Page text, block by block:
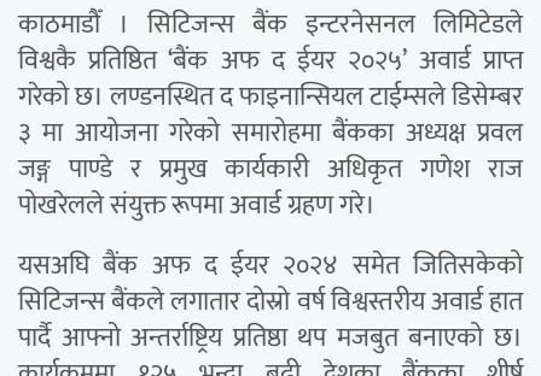
काठमाडौँ । सिटिजन्स बैंक इन्टरनेसनल लिमिटेडले
विश्वकै प्रतिष्ठित ‘बैंक अफ द ईयर २०२५’ अवार्ड प्राप्त
गरेको छ। लण्डनस्थित द फाइनान्सियल टाईम्सले डिसेम्बर
३ मा आयोजना गरेको समारोहमा बैंकका अध्यक्ष प्रवल
जङ्ग पाण्डे र प्रमुख कार्यकारी अधिकृत गणेश राज
पोखरेलले संयुक्त रूपमा अवार्ड ग्रहण गरे।
यसअघि बैंक अफ द ईयर २०२४ समेत जितिसकेको
सिटिजन्स बैंकले लगातार दोस्रो वर्ष विश्वस्तरीय अवार्ड हात
पार्दै आफ्नो अन्तर्राष्ट्रिय प्रतिष्ठा थप मजबुत बनाएको छ।